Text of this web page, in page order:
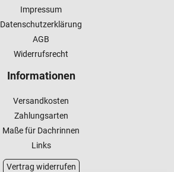
Impressum
Datenschutzerklärung
AGB
Widerrufsrecht
Informationen
Versandkosten
Zahlungsarten
Maße für Dachrinnen
Links
Vertrag widerrufen